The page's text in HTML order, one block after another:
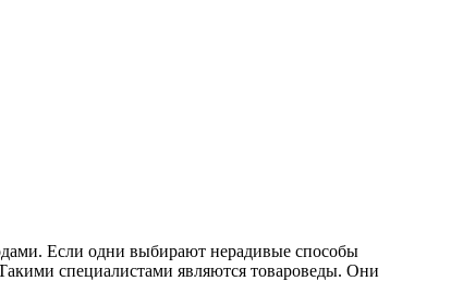
Если одни выбирают нерадивые способы
специалистами являются товароведы. Они